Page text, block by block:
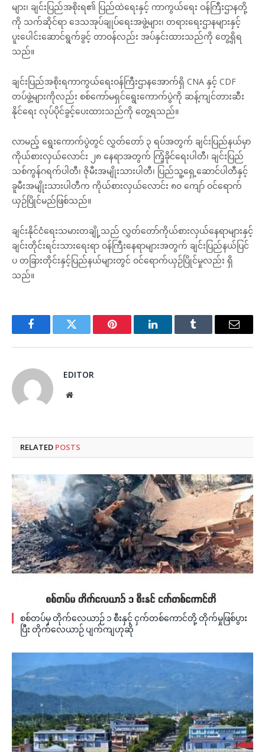
များ၊ ချင်းပြည်အစိုးရ၏ ပြည်ထဲရေးနှင့် ကာကွယ်ရေး ဝန်ကြီးဌာနတို့
ကို သက်ဆိုင်ရာ ဒေသအုပ်ချုပ်ရေးအဖွဲ့များ၊ တရားရေးဌာနများနှင့်
ပူးပေါင်းဆောင်ရွက်ခွင့် တာဝန်လည်း အပ်နှင်းထားသည်ကို တွေ့ရှိရ
သည်။
ချင်းပြည်အစိုးရကာကွယ်ရေးဝန်ကြီးဌာနအောက်ရှိ CNA နှင့် CDF
တပ်ဖွဲ့များကိုလည်း စစ်ကော်မရှင်ရွေးကောက်ပွဲကို ဆန့်ကျင်တားဆီး
နိုင်ရေး လုပ်ပိုင်ခွင့်ပေးထားသည်ကို တွေ့ရသည်။
လာမည့် ရွေးကောက်ပွဲတွင် လွှတ်တော် ၃ ရပ်အတွက် ချင်းပြည်နယ်မှာ
ကိုယ်စားလှယ်လောင်း ၂၈ နေရာအတွက် ကြံ့ခိုင်ရေးပါတီ၊ ချင်းပြည်
သစ်ကွန်ဂရက်ပါတီ၊ ဇိုမီးအမျိုးသားပါတီ၊ ပြည်သူ့ရှေ့ဆောင်ပါတီနှင့်
ခူမီးအမျိုးသားပါတီက ကိုယ်စားလှယ်လောင်း ၈၀ ကျော် ဝင်ရောက်
ယှဉ်ပြိုင်မည်ဖြစ်သည်။
ချင်းနိုင်ငံရေးသမားတချို့သည် လွှတ်တော်ကိုယ်စားလှယ်နေရာများနှင့်
ချင်းတိုင်းရင်းသားရေးရာ ဝန်ကြီးနေရာများအတွက် ချင်းပြည်နယ်ပြင်
ပ တခြားတိုင်းနှင့်ပြည်နယ်များတွင် ဝင်ရောက်ယှဉ်ပြိုင်မှုလည်း ရှိ
သည်။
FacebookTwitter Pinterest LinkedInTumblr Email
EDITOR
Website
RELATED POSTS
စစ်တပ်မှ တိုက်လေယာဉ် ၁ စီးနှင့် ငှက်တစ်ကောင်တို့ တိုက်မှုဖြစ်ပွား
ပြီး တိုက်လေယာဉ် ပျက်ကျဟုဆို